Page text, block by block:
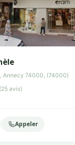
Annecy 74000, (74000)
(25 avis)
Appeler